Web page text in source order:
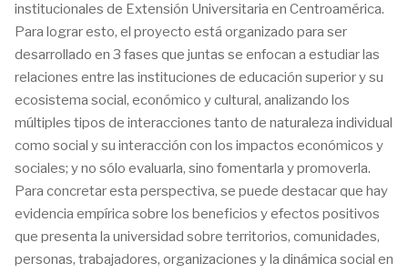
institucionales de Extensión Universitaria en Centroamérica.
Para lograr esto, el proyecto está organizado para ser
desarrollado en 3 fases que juntas se enfocan a estudiar las
relaciones entre las instituciones de educación superior y su
ecosistema social, económico y cultural, analizando los
múltiples tipos de interacciones tanto de naturaleza individual
como social y su interacción con los impactos económicos y
sociales; y no sólo evaluarla, sino fomentarla y promoverla.
Para concretar esta perspectiva, se puede destacar que hay
evidencia empírica sobre los beneficios y efectos positivos
que presenta la universidad sobre territorios, comunidades,
personas, trabajadores, organizaciones y la dinámica social en